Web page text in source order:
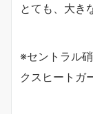
とても、大き
※セントラル
クスヒートガ